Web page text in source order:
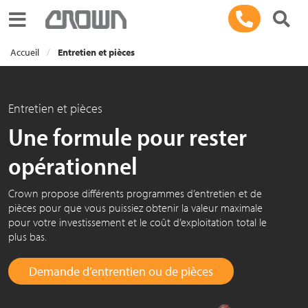
Toggle navigation
Accueil Entretien et pièces
Entretien et pièces
Une formule pour rester
opérationnel
Crown propose différents programmes d’entretien et de
pièces pour que vous puissiez obtenir la valeur maximale
pour votre investissement et le coût d’exploitation total le
plus bas.
Demande d’entrentien ou de pièces